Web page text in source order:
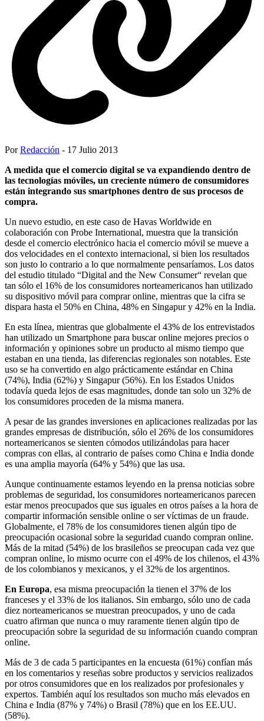
PorRedacción - 17 Julio 2013
A medida que el comercio digital se va expandiendo dentro de
las tecnologías móviles, un creciente número de consumidores
están integrando sus smartphones dentro de sus procesos de
compra.
Un nuevo estudio, en este caso de Havas Worldwide en
colaboración con Probe International, muestra que la transición
desde el comercio electrónico hacia el comercio móvil se mueve a
dos velocidades en el contexto internacional, si bien los resultados
son justo lo contrario a lo que normalmente pensaríamos. Los datos
del estudio titulado “Digital and the New Consumer“ revelan que
tan sólo el 16% de los consumidores norteamericanos han utilizado
su dispositivo móvil para comprar online, mientras que la cifra se
dispara hasta el 50% en China, 48% en Singapur y 42% en la India.
En esta línea, mientras que globalmente el 43% de los entrevistados
han utilizado un Smartphone para buscar online mejores precios o
información y opiniones sobre un producto al mismo tiempo que
estaban en una tienda, las diferencias regionales son notables. Este
uso se ha convertido en algo prácticamente estándar en China
(74%), India (62%) y Singapur (56%). En los Estados Unidos
todavía queda lejos de esas magnitudes, donde tan solo un 32% de
los consumidores proceden de la misma manera.
A pesar de las grandes inversiones en aplicaciones realizadas por las
grandes empresas de distribución, sólo el 26% de los consumidores
norteamericanos se sienten cómodos utilizándolas para hacer
compras con ellas, al contrario de países como China e India donde
es una amplia mayoría (64% y 54%) que las usa.
Aunque continuamente estamos leyendo en la prensa noticias sobre
problemas de seguridad, los consumidores norteamericanos parecen
estar menos preocupados que sus iguales en otros países a la hora de
compartir información sensible online o ser víctimas de un fraude.
Globalmente, el 78% de los consumidores tienen algún tipo de
preocupación ocasional sobre la seguridad cuando compran online.
Más de la mitad (54%) de los brasileños se preocupan cada vez que
compran online, lo mismo ocurre con el 49% de los chilenos, el 43%
de los colombianos y mexicanos, y el 32% de los argentinos.
En Europa, esa misma preocupación la tienen el 37% de los
franceses y el 33% de los italianos. Sin embargo, sólo uno de cada
diez norteamericanos se muestran preocupados, y uno de cada
cuatro afirman que nunca o muy raramente tienen algún tipo de
preocupación sobre la seguridad de su información cuando compran
online.
Más de 3 de cada 5 participantes en la encuesta (61%) confían más
en los comentarios y reseñas sobre productos y servicios realizados
por otros consumidores que en los realizados por profesionales y
expertos. También aquí los resultados son mucho más elevados en
China e India (87% y 74%) o Brasil (78%) que en los EE.UU.
(58%).